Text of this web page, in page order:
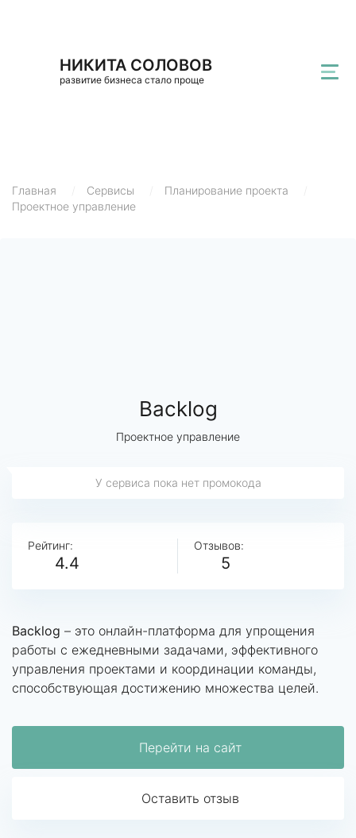
НИКИТА СОЛОВОВ
развитие бизнеса стало проще
Главная Сервисы Планирование проекта
Проектное управление
Backlog
Проектное управление
У сервиса пока нет промокода
Рейтинг:
4.4
Отзывов:
5
Backlog – это онлайн-платформа для упрощения
работы с ежедневными задачами, эффективного
управления проектами и координации команды,
способствующая достижению множества целей.
Перейти на сайт
Оставить отзыв